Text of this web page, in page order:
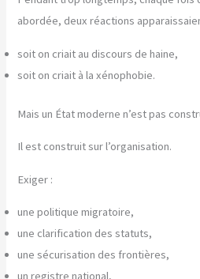
abordée, deux réactions
soit on criait au discours de haine,
soit on criait à la xénophobie.
Mais un État moderne n’est pas
Il est construit sur l’organisation.
Exiger :
une politique migratoire,
une clarification des statuts,
une sécurisation des frontières,